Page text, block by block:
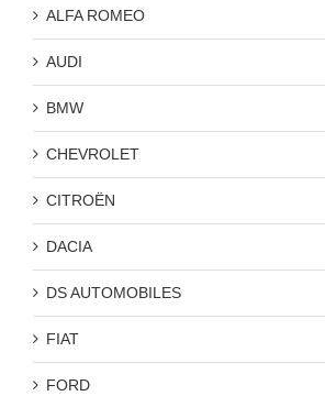
ALFA ROMEO
AUDI
BMW
CHEVROLET
CITROËN
DACIA
DS AUTOMOBILES
FIAT
FORD